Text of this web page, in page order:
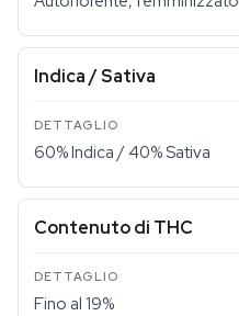
Indica / Sativa
60% Indica / 40% Sativa
Contenuto di THC
Fino al 19%